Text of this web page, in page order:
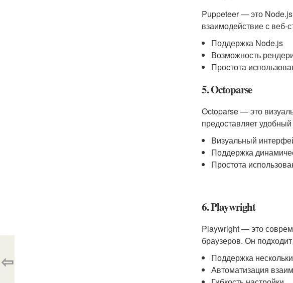
Puppeteer — это
взаимодействие с веб-
Поддержка Node.js
Возможность
Простота
5. Octoparse
Octoparse — это
предоставляет
Визуальный
Поддержка
Простота
6. Playwright
Playwright — это
браузеров. Он
Поддержка
Автоматизация
⇦